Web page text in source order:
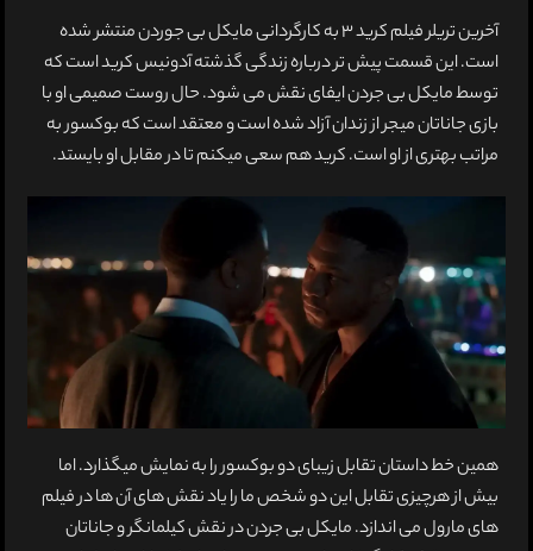
آخرین تریلر فیلم کرید 3 به کارگردانی مایکل بی جوردن منتشر شده
است. این قسمت پیش تر درباره زندگی گذشته آدونیس کرید است که
توسط مایکل بی جردن ایفای نقش می شود. حال روست صمیمی او با
بازی جاناتان میجر از زندان آزاد شده است و معتقد است که بوکسور به
مراتب بهتری از او است. کرید هم سعی میکنم تا در مقابل او بایستد.
همین خط داستان تقابل زیبای دو بوکسور را به نمایش میگذارد. اما
بیش از هرچیزی تقابل این دو شخص ما را یاد نقش های آن ها در فیلم
های مارول می اندازد. مایکل بی جردن در نقش کیلمانگر و جاناتان